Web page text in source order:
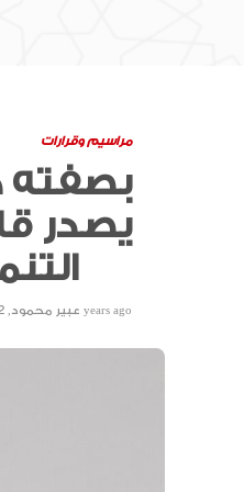
مراسيم وقرارات
بصفته
يصدر
التنمية الأسرية
عبير محمود, 2 years ago